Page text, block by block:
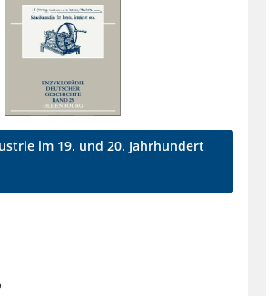
im 19. und 20. Jahrhundert